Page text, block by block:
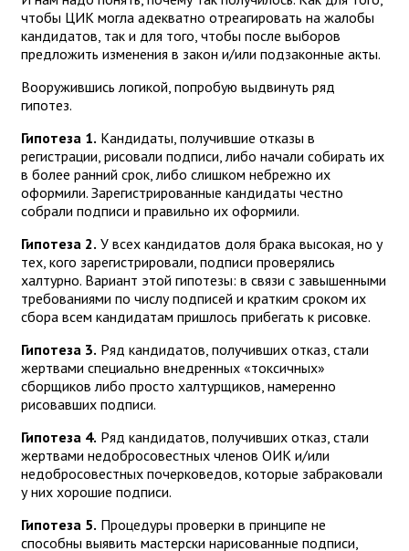
чтобы ЦИК могла адекватно отреагировать на жалобы
кандидатов, так и для того, чтобы после выборов
предложить изменения в закон и/или подзаконные акты.
Вооружившись логикой, попробую выдвинуть ряд
гипотез.
Гипотеза 1. Кандидаты, получившие отказы в
регистрации, рисовали подписи, либо начали собирать их
в более ранний срок, либо слишком небрежно их
оформили. Зарегистрированные кандидаты честно
собрали подписи и правильно их оформили.
Гипотеза 2. У всех кандидатов доля брака высокая, но у
тех, кого зарегистрировали, подписи проверялись
халтурно. Вариант этой гипотезы: в связи с завышенными
требованиями по числу подписей и кратким сроком их
сбора всем кандидатам пришлось прибегать к рисовке.
Гипотеза 3. Ряд кандидатов, получивших отказ, стали
жертвами специально внедренных «токсичных»
сборщиков либо просто халтурщиков, намеренно
рисовавших подписи.
Гипотеза 4. Ряд кандидатов, получивших отказ, стали
жертвами недобросовестных членов ОИК и/или
недобросовестных почерковедов, которые забраковали
у них хорошие подписи.
Гипотеза 5. Процедуры проверки в принципе не
способны выявить мастерски нарисованные подписи,